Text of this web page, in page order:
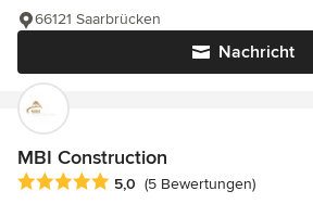
Nachricht
66121 Saarbrücken
MBI Construction
Durchschnittliche Bewertung: 5 von 5
5,0 (5 Bewertungen)